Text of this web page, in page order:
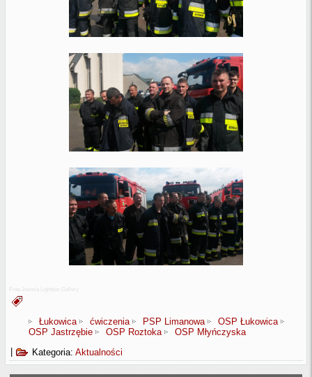
Free Joomla Lightbox Gallery
Łukowica ćwiczenia PSP Limanowa
OSP Łukowica
OSP Jastrzębie
OSP Roztoka
OSP Młyńczyska
Kategoria:Aktualności